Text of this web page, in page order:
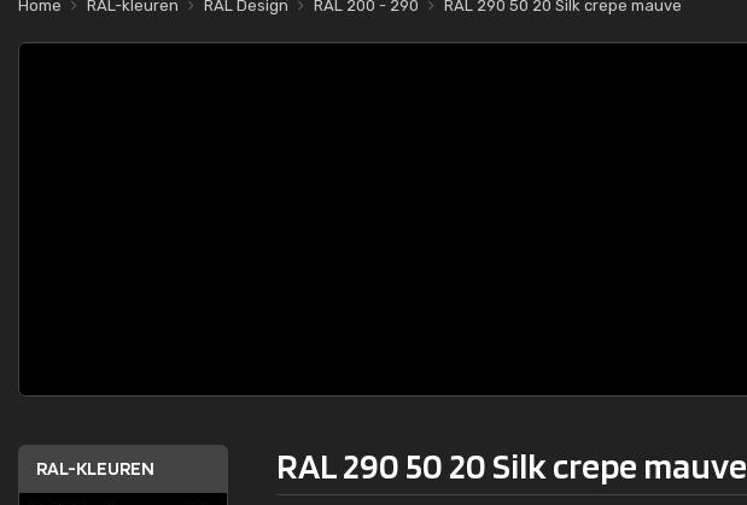
Home RAL-kleuren RAL Design RAL 200 - 290 RAL 290 50 20 Silk crepe mauve
RAL-KLEUREN RAL 290 50 20 Silk crepe mauve